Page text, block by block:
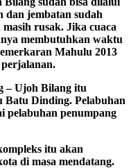
dan jembatan sudah
rusak. Jika cuaca
membutuhkan waktu
Mahulu 2013
– Ujoh Bilang itu
Batu Dinding. Pelabuhan
pelabuhan penumpang
itu akan
di masa mendatang.